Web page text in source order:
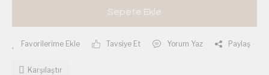
Sepete Ekle
Tavsiye Et Yorum Yaz Paylaş
Karşılaştır